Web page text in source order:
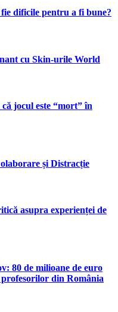
dificile pentru a fi bune?
cu Skin-urile World
jocul este “mort” în
și Distracție
asupra experienței de
80 de milioane de euro
din România